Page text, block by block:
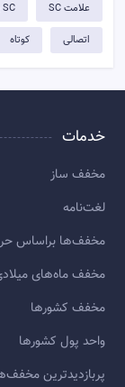
علامت SC SC يعني
اتصالی کوتاه
خدمات
مخفف ساز
لغت‌نامه
مخفف‌ها براساس
مخفف ماه‌های
مخفف کشورها
واحد پول کشورها
پربازديدترين